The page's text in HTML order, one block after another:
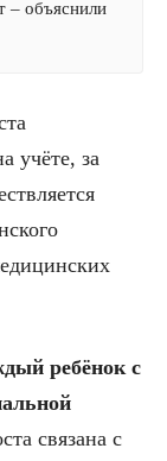
– объяснили
учёте, за
ребёнок с
связана с